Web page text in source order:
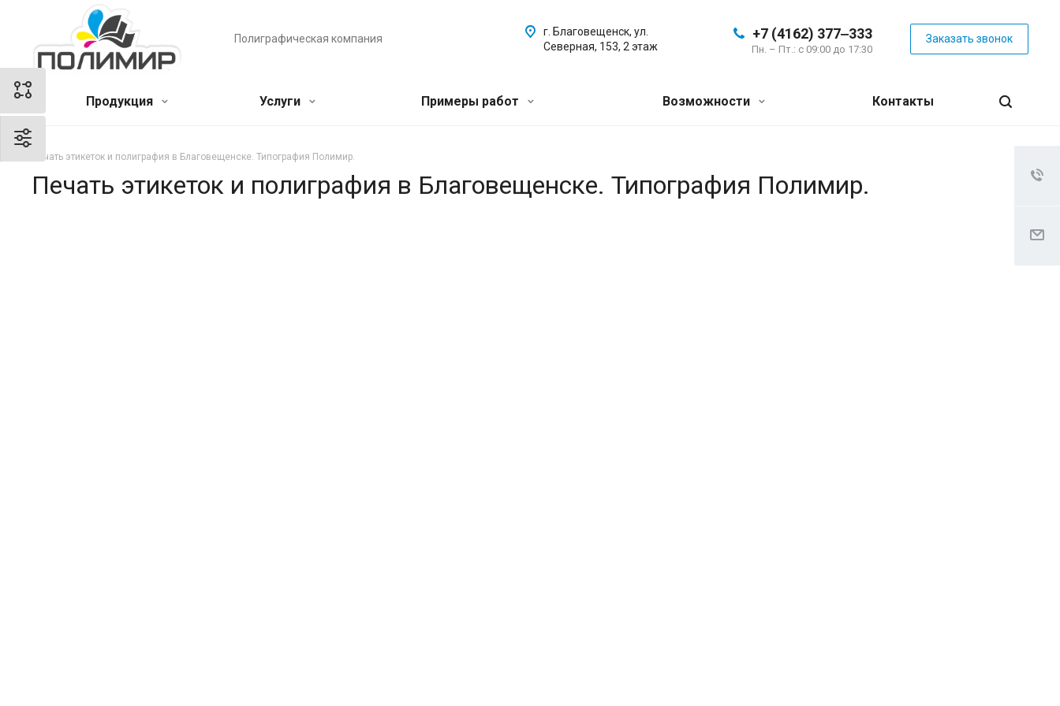
Полиграфическая компания +7 (4162) 377‒333
Пн. – Пт.: с 09:00 до 17:30
Заказать звонок
г. Благовещенск, ул.
Северная, 153, 2 этаж
Продукция Услуги Примеры работ Возможности Контакты
Печать этикеток и полиграфия в Благовещенске. Типография Полимир.
Печать этикеток и полиграфия в Благовещенске. Типография Полимир.